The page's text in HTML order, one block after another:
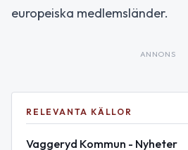
europeiska medlemsländer.
ANNONS
RELEVANTA KÄLLOR
Vaggeryd Kommun - Nyheter